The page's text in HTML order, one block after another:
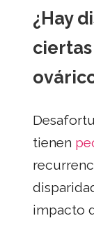
¿Hay
tienen
impacto